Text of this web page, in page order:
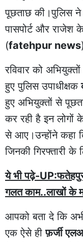
पूछताछ की।पुलिस
पासपोर्ट और राजेश
(fatehpur news)
रविवार को
हुए पुलिस उपाधीक्षक
हुए अभियुक्तों से
कर रही है इन लोगों
से आए।उन्होंने कहा
जिनकी गिरफ्तारी के
ये भी पढ़े-
गलत काम..लाखों के
आपको बता दे कि अभी
एक ऐसे हीफ़र्जी